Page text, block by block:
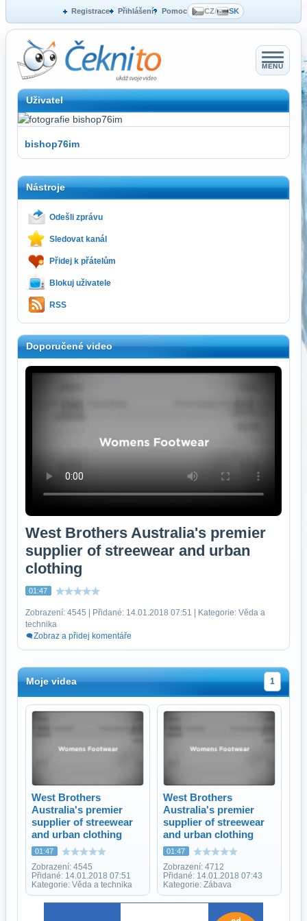
Registrace Přihlášení Pomoc CZ/ SK
MENU
Uživatel
bishop76im
Nástroje
Odešli zprávu
Sledovat kanál
Přidej k přátelům
Blokuj uživatele
RSS
Doporučené video
West Brothers Australia's premier
supplier of streewear and urban
clothing
01:47
Zobrazení: 4545 | Přidané: 14.01.2018 07:51 | Kategorie: Věda a
technika
Zobraz a přidej komentáře
Moje videa 1
West Brothers
Australia's premier
supplier of streewear
and urban clothing
01:47
Zobrazení: 4545
Přidané: 14.01.2018 07:51
Kategorie: Věda a technika
West Brothers
Australia's premier
supplier of streewear
and urban clothing
01:47
Zobrazení: 4712
Přidané: 14.01.2018 07:43
Kategorie: Zábava